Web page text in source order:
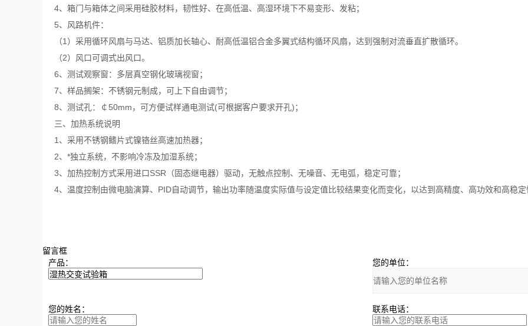
4、箱门与箱体之间采用硅胶材料，韧性好、在高低温、高湿环境下不易变形、发粘；
5、风路机件：
（1）采用循环风扇与马达、铝质加长轴心、耐高低温铝合金多翼式结构循环风扇，达到强制对流垂直扩散循环。
（2）风口可调式出风口。
6、测试观察窗：多层真空钢化玻璃视窗；
7、样品搁架：不锈钢元制成，可上下自由调节；
8、测试孔：￠50mm，可方便试样通电测试(可根据客户要求开孔)；
三、加热系统说明
1、采用不锈钢鳍片式镍铬丝高速加热器；
2、*独立系统，不影响冷冻及加湿系统；
3、加热控制方式采用进口SSR（固态继电器）驱动，无触点控制、无噪音、无电弧，稳定可靠；
4、温度控制由微电脑演算、PID自动调节，输出功率随温度实际值与设定值比较结果变化而变化，以达到高精度、高功效和高稳定
留言框
产品：
您的单位：
您的姓名： 联系电话：